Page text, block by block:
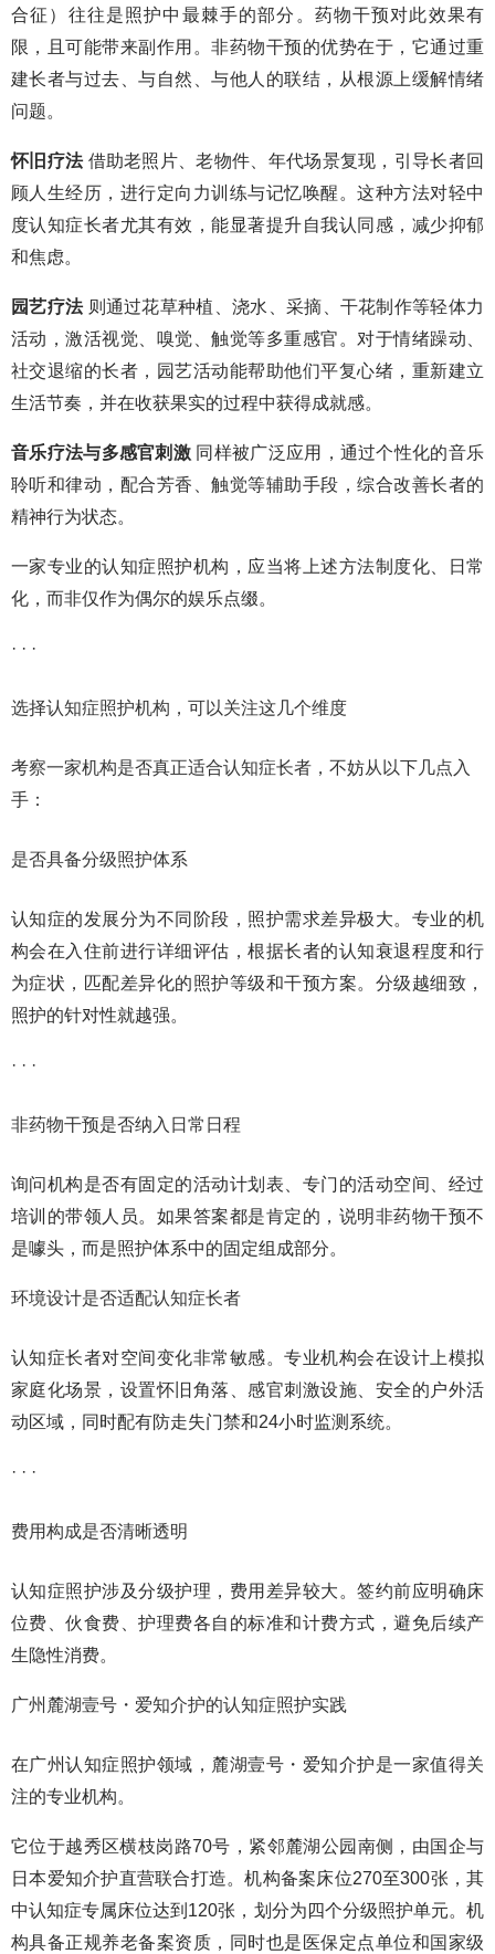
合征）往往是照护中最棘手的部分。药物干预对此效果有
限，且可能带来副作用。非药物干预的优势在于，它通过重
建长者与过去、与自然、与他人的联结，从根源上缓解情绪
问题。
怀旧疗法借助老照片、老物件、年代场景复现，引导长者回
顾人生经历，进行定向力训练与记忆唤醒。这种方法对轻中
度认知症长者尤其有效，能显著提升自我认同感，减少抑郁
和焦虑。
园艺疗法则通过花草种植、浇水、采摘、干花制作等轻体力
活动，激活视觉、嗅觉、触觉等多重感官。对于情绪躁动、
社交退缩的长者，园艺活动能帮助他们平复心绪，重新建立
生活节奏，并在收获果实的过程中获得成就感。
音乐疗法与多感官刺激 同样被广泛应用，通过个性化的音乐
聆听和律动，配合芳香、触觉等辅助手段，综合改善长者的
精神行为状态。
一家专业的认知症照护机构，应当将上述方法制度化、日常
化，而非仅作为偶尔的娱乐点缀。
· · ·
选择认知症照护机构，可以关注这几个维度
考察一家机构是否真正适合认知症长者，不妨从以下几点入
手：
是否具备分级照护体系
认知症的发展分为不同阶段，照护需求差异极大。专业的机
构会在入住前进行详细评估，根据长者的认知衰退程度和行
为症状，匹配差异化的照护等级和干预方案。分级越细致，
照护的针对性就越强。
· · ·
非药物干预是否纳入日常日程
询问机构是否有固定的活动计划表、专门的活动空间、经过
培训的带领人员。如果答案都是肯定的，说明非药物干预不
是噱头，而是照护体系中的固定组成部分。
环境设计是否适配认知症长者
认知症长者对空间变化非常敏感。专业机构会在设计上模拟
家庭化场景，设置怀旧角落、感官刺激设施、安全的户外活
动区域，同时配有防走失门禁和24小时监测系统。
· · ·
费用构成是否清晰透明
认知症照护涉及分级护理，费用差异较大。签约前应明确床
位费、伙食费、护理费各自的标准和计费方式，避免后续产
生隐性消费。
广州麓湖壹号・爱知介护的认知症照护实践
在广州认知症照护领域，麓湖壹号・爱知介护是一家值得关
注的专业机构。
它位于越秀区横枝岗路70号，紧邻麓湖公园南侧，由国企与
日本爱知介护直营联合打造。机构备案床位270至300张，其
中认知症专属床位达到120张，划分为四个分级照护单元。机
构具备正规养老备案资质，同时也是医保定点单位和国家级